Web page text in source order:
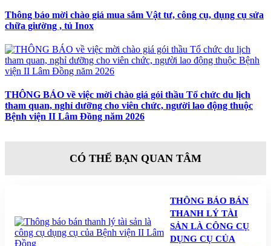
Thông báo mời chào giá mua sắm Vật tư, công cụ, dụng cụ sửa
chữa giường , tủ Inox
THÔNG BÁO về việc mời chào giá gói thầu Tổ chức du lịch
tham quan, nghỉ dưỡng cho viên chức, người lao động thuộc
Bệnh viện II Lâm Đồng năm 2026
CÓ THỂ BẠN QUAN TÂM
THÔNG BÁO BÁN
THANH LÝ TÀI
SẢN LÀ CÔNG CỤ
DỤNG CỤ CỦA